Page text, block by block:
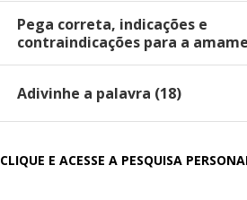
Pega correta, indicações e
contraindicações para a
Adivinhe a palavra (18)
CLIQUE E ACESSE A PESQUISA